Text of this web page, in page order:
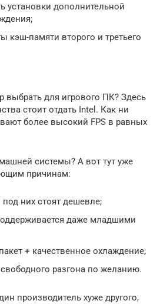
установки дополнительной
кэш-памяти второго и третьего
выбрать для игрового ПК? Здесь
стоит отдать Intel. Как ни
более высокий FPS в равных
системы? А вот тут уже
причинам:
них стоят дешевле;
даже младшими
+ качественное охлаждение;
разгона по желанию.
производитель хуже другого,